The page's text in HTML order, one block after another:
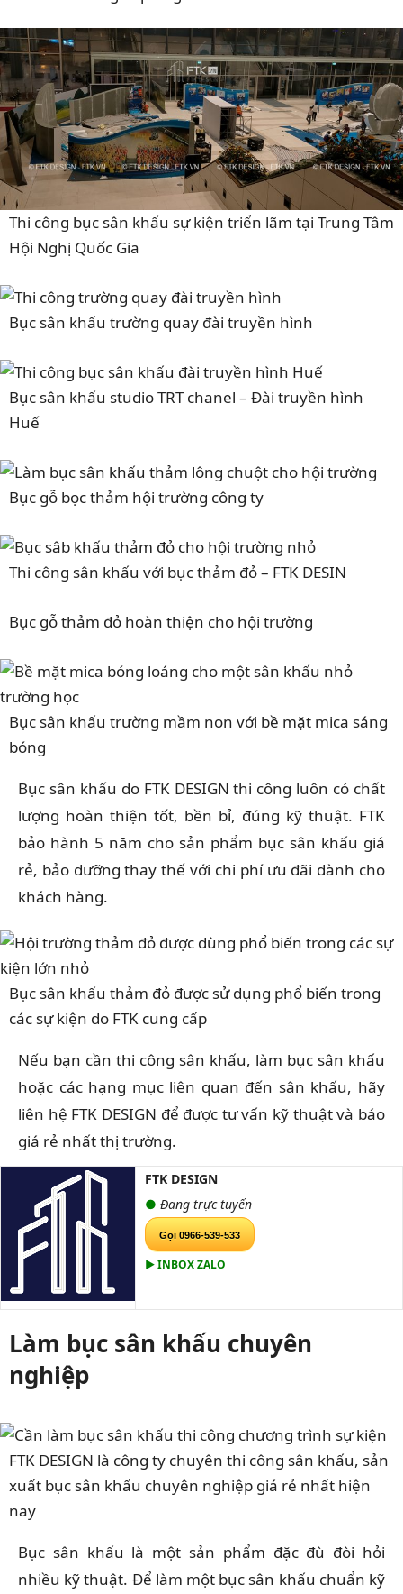
Thi công bục sân khấu sự kiện triển lãm tại Trung Tâm
Hội Nghị Quốc Gia
Bục sân khấu trường quay đài truyền hình
Bục sân khấu studio TRT chanel – Đài truyền hình
Huế
Bục gỗ bọc thảm hội trường công ty
Thi công sân khấu với bục thảm đỏ – FTK DESIN
Bục gỗ thảm đỏ hoàn thiện cho hội trường
Bục sân khấu trường mầm non với bề mặt mica sáng
bóng
Bục sân khấu do FTK DESIGN thi công luôn có chất
lượng hoàn thiện tốt, bền bỉ, đúng kỹ thuật. FTK
bảo hành 5 năm cho sản phẩm bục sân khấu giá
rẻ, bảo dưỡng thay thế với chi phí ưu đãi dành cho
khách hàng.
Bục sân khấu thảm đỏ được sử dụng phổ biến trong
các sự kiện do FTK cung cấp
Nếu bạn cần thi công sân khấu, làm bục sân khấu
hoặc các hạng mục liên quan đến sân khấu, hãy
liên hệ FTK DESIGN để được tư vấn kỹ thuật và báo
giá rẻ nhất thị trường.
FTK DESIGN
● Đang trực tuyến
Gọi 0966-539-533
▶ INBOX ZALO
Làm bục sân khấu chuyên
nghiệp
FTK DESIGN là công ty chuyên thi công sân khấu, sản
xuất bục sân khấu chuyên nghiệp giá rẻ nhất hiện
nay
Bục sân khấu là một sản phẩm đặc đù đòi hỏi
nhiều kỹ thuật. Để làm một bục sân khấu chuẩn kỹ